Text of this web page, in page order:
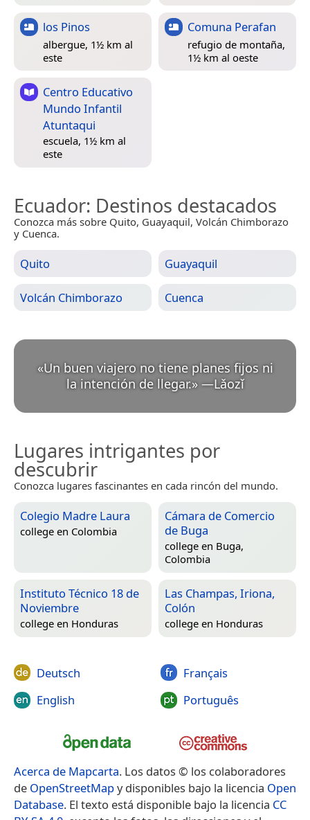
los Pinos
albergue, 1½ km al
este
Comuna Perafan
refugio de montaña,
1½ km al oeste
Centro Educativo
Mundo Infantil
Atuntaqui
escuela, 1½ km al
este
Ecuador: Destinos destacados
Conozca más sobre Quito, Guayaquil, Volcán Chimborazo
y Cuenca.
Quito Guayaquil
Volcán Chimborazo Cuenca
«Un buen viajero no tiene planes fijos ni
la intención de llegar.» —Lǎozǐ
Lugares intrigantes por
descubrir
Conozca lugares fascinantes en cada rincón del mundo.
Colegio Madre Laura
college en Colombia
Cámara de Comercio
de Buga
college en Buga,
Colombia
Instituto Técnico 18 de
Noviembre
college en Honduras
Las Champas, Iriona,
Colón
college en Honduras
Deutsch
English
Français
Português
Acerca de Mapcarta. Los datos © los colaboradores
de OpenStreetMapy disponibles bajo la licencia Open
Database. El texto está disponible bajo la licencia CC